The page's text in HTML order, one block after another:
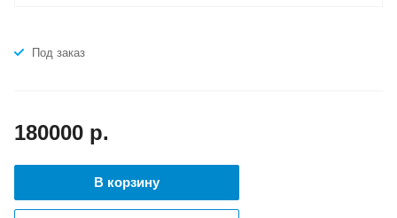
Под заказ
180000 р.
В корзину